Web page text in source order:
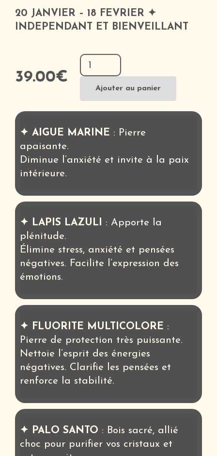
20 JANVIER – 18 FEVRIER ✦
INDEPENDANT ET BIENVEILLANT
39.00€
quantité
de
Astro
Verseau
Ajouter au panier
✦ AIGUE MARINE : Pierre
apaisante.
Diminue l’anxiété et invite à la paix
intérieure.
✦ LAPIS LAZULI : Apporte la
plénitude.
Élimine stress, anxiété et pensées
négatives. Facilite l’expression des
émotions.
✦ FLUORITE MULTICOLORE :
Pierre de protection très puissante.
Nettoie l’esprit des énergies
négatives. Clarifie les pensées et
renforce la stabilité.
✦ PALO SANTO : Bois sacré, allié
choc pour purifier vos cristaux et